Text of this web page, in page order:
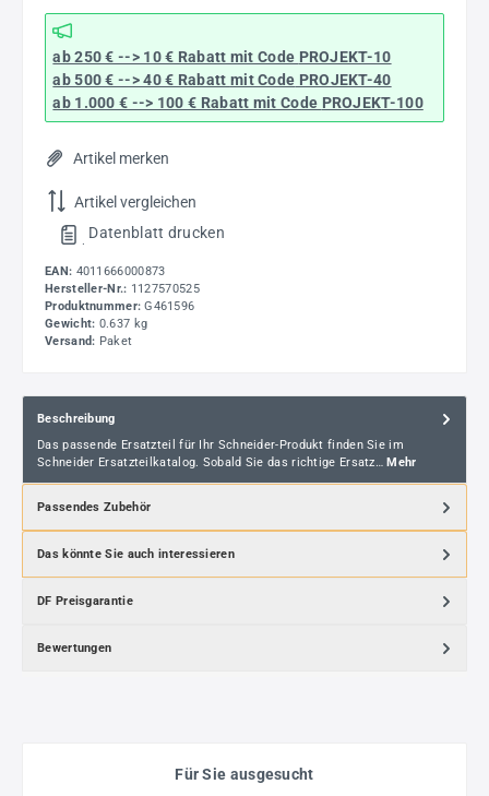
ab 250 € --> 10 € Rabatt mit Code PROJEKT-10
ab 500 € --> 40 € Rabatt mit Code PROJEKT-40
ab 1.000 € --> 100 € Rabatt mit Code PROJEKT-100
Artikel merken
Artikel vergleichen
Datenblatt drucken
EAN: 4011666000873
Hersteller-Nr.: 1127570525
Produktnummer: G461596
Gewicht: 0.637 kg
Versand: Paket
Beschreibung
Das passende Ersatzteil für Ihr Schneider-Produkt finden Sie im
Schneider Ersatzteilkatalog. Sobald Sie das richtige Ersatz… Mehr
Passendes Zubehör
Das könnte Sie auch interessieren
DF Preisgarantie
Bewertungen
Für Sie ausgesucht